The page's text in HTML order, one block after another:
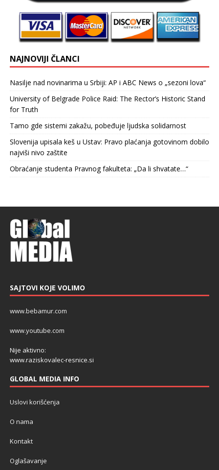
NAJNOVIJI ČLANCI
Nasilje nad novinarima u Srbiji: AP i ABC News o „sezoni lova“
University of Belgrade Police Raid: The Rector’s Historic Stand
for Truth
Tamo gde sistemi zakažu, pobeđuje ljudska solidarnost
Slovenija upisala keš u Ustav: Pravo plaćanja gotovinom dobilo
najviši nivo zaštite
Obraćanje studenta Pravnog fakulteta: „Da li shvatate…“
SAJTOVI KOJE VOLIMO
www.bebamur.com
www.youtube.com
Nije aktivno:
www.raziskovalec-resnice.si
GLOBAL MEDIA INFO
Uslovi korišćenja
O nama
Kontakt
Oglašavanje